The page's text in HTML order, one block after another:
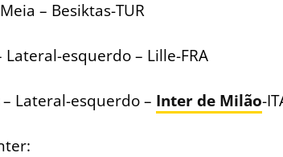
– Besiktas-TUR
Lateral-esquerdo – Lille-FRA
– Lateral-esquerdo – Inter de Milão-